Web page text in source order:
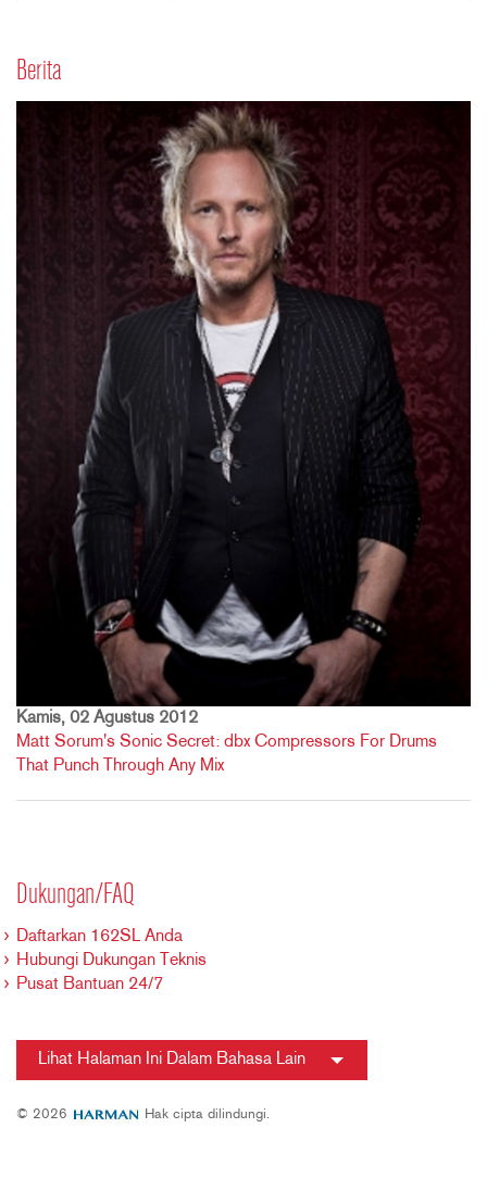
Berita
Kamis, 02 Agustus 2012
Matt Sorum's Sonic Secret: dbx Compressors For Drums
That Punch Through Any Mix
Dukungan/FAQ
Daftarkan 162SL Anda
Hubungi Dukungan Teknis
Pusat Bantuan 24/7
Lihat Halaman Ini Dalam Bahasa Lain
© 2026 Hak cipta dilindungi.